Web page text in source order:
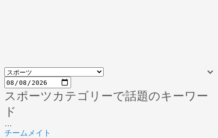
スポーツカテゴリーで話題のキーワー
ド
…
チームメイト